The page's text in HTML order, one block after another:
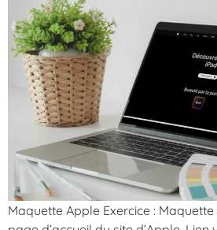
Maquette Apple Exercice :